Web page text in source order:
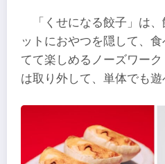
「くせになる餃子」は
ットにおやつを隠して、
てて楽しめるノーズワー
は取り外して、単体でも遊